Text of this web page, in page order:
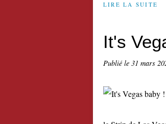
LIRE LA SUITE
It's
Publié le 31 mars